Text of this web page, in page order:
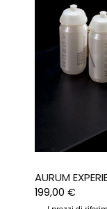
AURUM
199,00€